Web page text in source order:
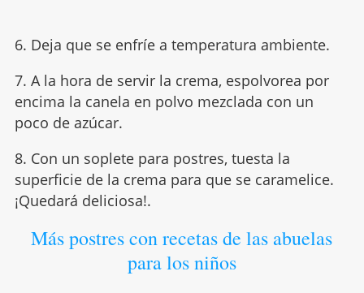
6. Deja que se enfríe a temperatura ambiente.
7. A la hora de servir la crema, espolvorea por
encima la canela en polvo mezclada con un
poco de azúcar.
8. Con un soplete para postres, tuesta la
superficie de la crema para que se caramelice.
¡Quedará deliciosa!.
Más postres con recetas de las abuelas
para los niños